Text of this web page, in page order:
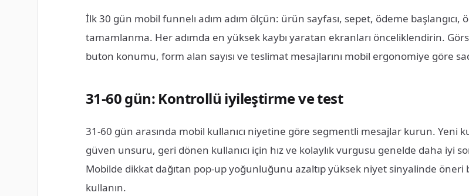
İlk 30 gün mobil funnelı adım adım ölçün: ürün sayfası, sepet, ödeme başlangıcı,
tamamlanma. Her adımda en yüksek kaybı yaratan ekranları önceliklendirin.
buton konumu, form alan sayısı ve teslimat mesajlarını mobil ergonomiye göre
31-60 gün: Kontrollü iyileştirme ve test
31-60 gün arasında mobil kullanıcı niyetine göre segmentli mesajlar kurun. Yeni
güven unsuru, geri dönen kullanıcı için hız ve kolaylık vurgusu genelde daha iyi
Mobilde dikkat dağıtan pop-up yoğunluğunu azaltıp yüksek niyet sinyalinde öneri
kullanın.